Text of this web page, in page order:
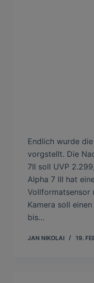
Endlich wurde
vorgstellt. Die
7II soll UVP
Alpha 7 III hat
Vollformatsensor
Kamera soll
bis…
JAN NIKOLAI 19.